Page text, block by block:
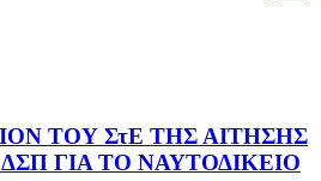
ΤΟΥ ΣτΕ ΤΗΣ ΑΙΤΗΣΗΣ
ΓΙΑ ΤΟ ΝΑΥΤΟΔΙΚΕΙΟ